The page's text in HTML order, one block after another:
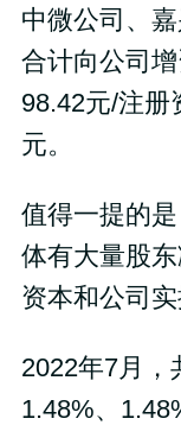
中微公司、
合计向公司
98.42元/注册
元。
值得一提的
体有大量股
资本和公司实
2022年7月，
1.48%、